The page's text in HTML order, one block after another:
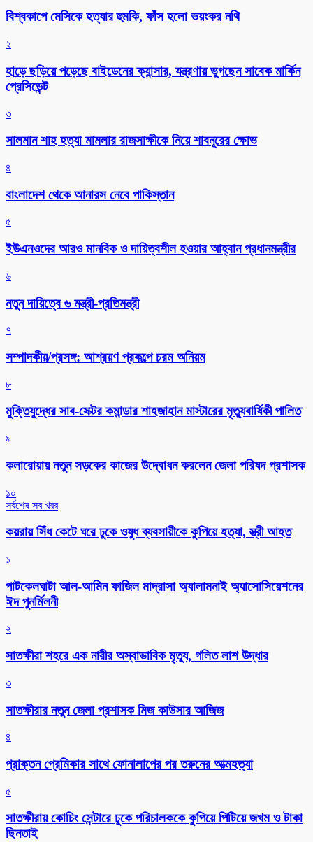
বিশ্বকাপে মেসিকে হত্যার হুমকি, ফাঁস হলো ভয়ংকর নথি
২
হাড়ে ছড়িয়ে পড়েছে বাইডেনের ক্যান্সার, যন্ত্রণায় ভুগছেন সাবেক মার্কিন
প্রেসিডেন্ট
৩
সালমান শাহ হত্যা মামলার রাজসাক্ষীকে নিয়ে শাবনূরের ক্ষোভ
৪
বাংলাদেশ থেকে আনারস নেবে পাকিস্তান
৫
ইউএনওদের আরও মানবিক ও দায়িত্বশীল হওয়ার আহ্বান প্রধানমন্ত্রীর
৬
নতুন দায়িত্বে ৬ মন্ত্রী-প্রতিমন্ত্রী
৭
সম্পাদকীয়/প্রসঙ্গ: আশ্রয়ণ প্রকল্পে চরম অনিয়ম
৮
মুক্তিযুদ্ধের সাব-সেক্টর কমান্ডার শাহজাহান মাস্টারের মৃত্যুবার্ষিকী পালিত
৯
কলারোয়ায় নতুন সড়কের কাজের উদ্বোধন করলেন জেলা পরিষদ প্রশাসক
১০
সর্বশেষ সব খবর
কয়রায় সিঁধ কেটে ঘরে ঢুকে ওষুধ ব্যবসায়ীকে কুপিয়ে হত্যা, স্ত্রী আহত
১
পাটকেলঘাটা আল-আমিন ফাজিল মাদ্রাসা অ্যালামনাই অ্যাসোসিয়েশনের
ঈদ পুনর্মিলনী
২
সাতক্ষীরা শহরে এক নারীর অস্বাভাবিক মৃত্যু, গলিত লাশ উদ্ধার
৩
সাতক্ষীরার নতুন জেলা প্রশাসক মিজ কাউসার আজিজ
৪
প্রাক্তন প্রেমিকার সাথে ফোনালাপের পর তরুনের আত্মহত্যা
৫
সাতক্ষীরায় কোচিং সেন্টারে ঢুকে পরিচালককে কুপিয়ে পিটিয়ে জখম ও টাকা
ছিনতাই